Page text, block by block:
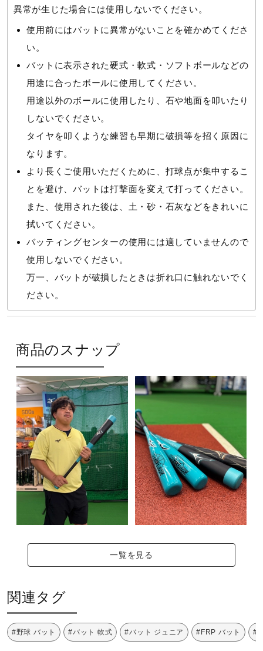
サポート
カーボン＋グラス＋ミズノレガシーPUフォーム
中国製
質量
平均570g
※質量には公差を設定しておりますので表示とは異なる場合
があります。
グリップ
1CJYT13300
バランス
トップバランス（ロングヒッター向き）
効いたスイングを可能にします。
2026年秋冬
異常が生じた場合には使用しないでください。
使用前にはバットに異常がないことを確かめてくださ
い。
バットに表示された硬式・軟式・ソフトボールなどの
用途に合ったボールに使用してください。
用途以外のボールに使用したり、石や地面を叩いたり
しないでください。
タイヤを叩くような練習も早期に破損等を招く原因に
なります。
より長くご使用いただくために、打球点が集中するこ
とを避け、バットは打撃面を変えて打ってください。
また、使用された後は、土・砂・石灰などをきれいに
拭いてください。
バッティングセンターの使用には適していませんので
使用しないでください。
万一、バットが破損したときは折れ口に触れないでく
ださい。
商品のスナップ
一覧を見る
関連タグ
#野球 バット #バット 軟式 #バット ジュニア #FRP バット #